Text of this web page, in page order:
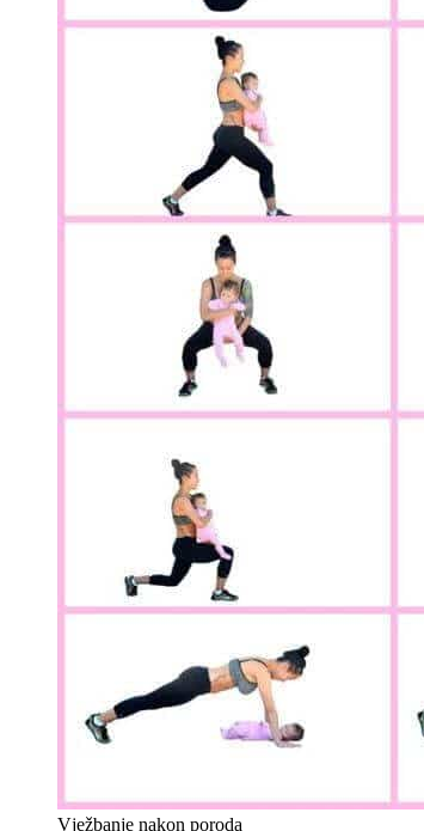
Vježbanje nakon poroda